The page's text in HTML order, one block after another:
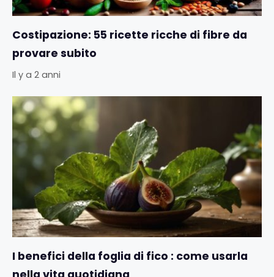
Costipazione: 55 ricette ricche di fibre da
provare subito
Il y a 2 anni
I benefici della foglia di fico : come usarla